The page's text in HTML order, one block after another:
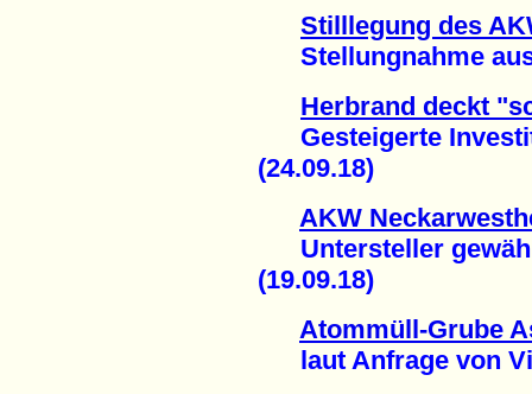
Stilllegung des
Stellungnahme aus
Herbrand deckt
Gesteigerte
(24.09.18)
AKW
Untersteller
(19.09.18)
Atommüll-Grube
laut Anfrage von